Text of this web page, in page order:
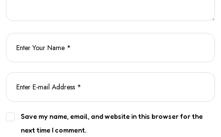
Save my name, email, and website in this browser for the
next time I comment.